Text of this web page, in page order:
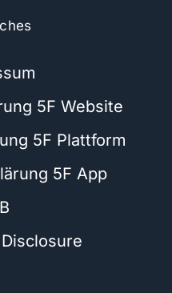
5F Website
5F Plattform
5F App